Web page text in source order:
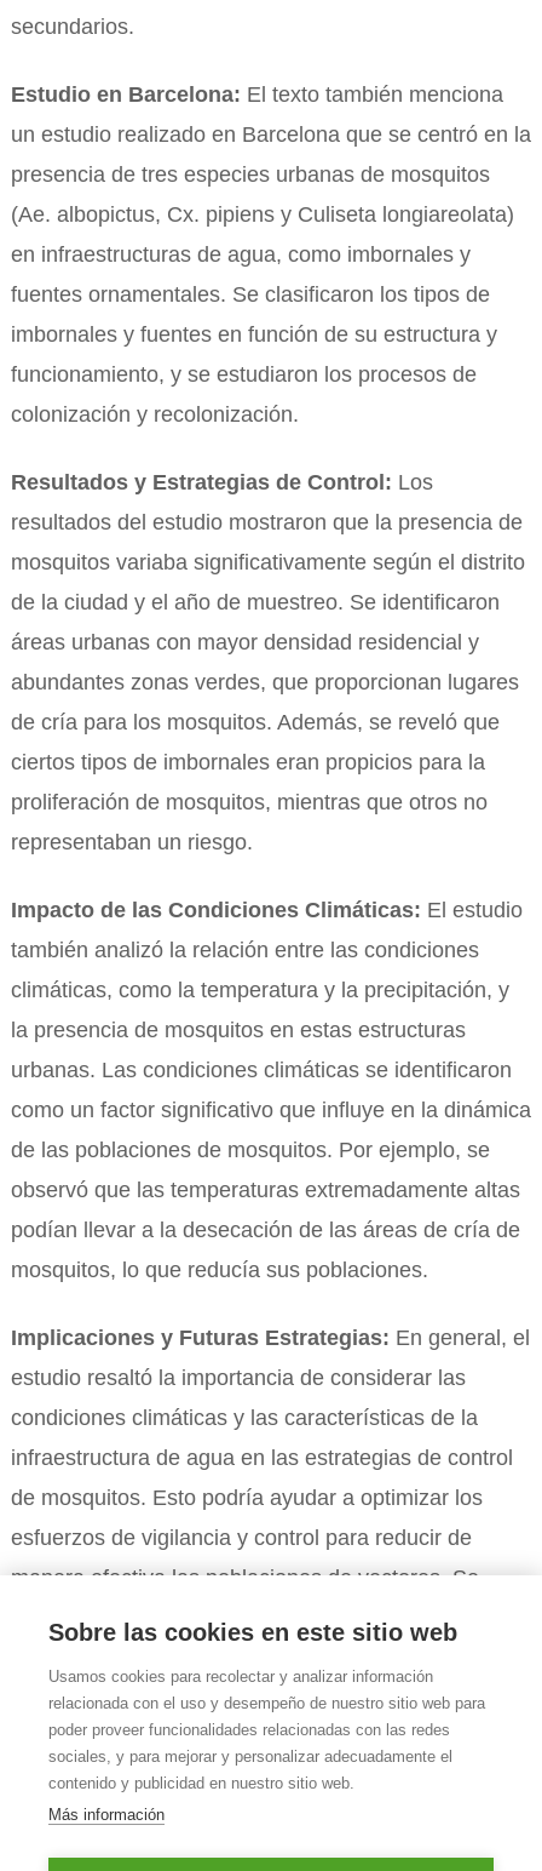
secundarios.
Estudio en Barcelona: El texto también menciona
un estudio realizado en Barcelona que se centró en la
presencia de tres especies urbanas de mosquitos
(Ae. albopictus, Cx. pipiens y Culiseta longiareolata)
en infraestructuras de agua, como imbornales y
fuentes ornamentales. Se clasificaron los tipos de
imbornales y fuentes en función de su estructura y
funcionamiento, y se estudiaron los procesos de
colonización y recolonización.
Resultados y Estrategias de Control: Los
resultados del estudio mostraron que la presencia de
mosquitos variaba significativamente según el distrito
de la ciudad y el año de muestreo. Se identificaron
áreas urbanas con mayor densidad residencial y
abundantes zonas verdes, que proporcionan lugares
de cría para los mosquitos. Además, se reveló que
ciertos tipos de imbornales eran propicios para la
proliferación de mosquitos, mientras que otros no
representaban un riesgo.
Impacto de las Condiciones Climáticas: El estudio
también analizó la relación entre las condiciones
climáticas, como la temperatura y la precipitación, y
la presencia de mosquitos en estas estructuras
urbanas. Las condiciones climáticas se identificaron
como un factor significativo que influye en la dinámica
de las poblaciones de mosquitos. Por ejemplo, se
observó que las temperaturas extremadamente altas
podían llevar a la desecación de las áreas de cría de
mosquitos, lo que reducía sus poblaciones.
Implicaciones y Futuras Estrategias: En general, el
estudio resaltó la importancia de considerar las
condiciones climáticas y las características de la
infraestructura de agua en las estrategias de control
de mosquitos. Esto podría ayudar a optimizar los
esfuerzos de vigilancia y control para reducir de
manera efectiva las poblaciones de vectores. Se
enfatiza la necesidad de una colaboración estrecha
salud pública para abordar los desafíos que plantea
la presencia de mosquitos en áreas urbanas.
Sobre las cookies en este sitio web
Usamos cookies para recolectar y analizar información
relacionada con el uso y desempeño de nuestro sitio web para
poder proveer funcionalidades relacionadas con las redes
sociales, y para mejorar y personalizar adecuadamente el
contenido y publicidad en nuestro sitio web.
Más información